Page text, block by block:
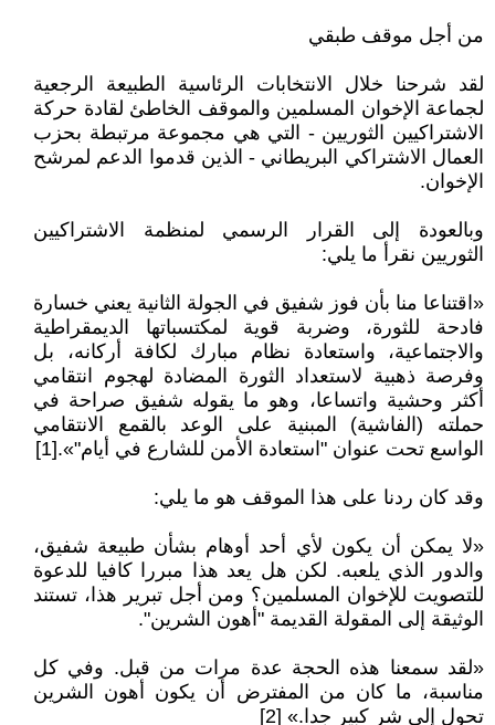
من أجل موقف طبقي
لقد شرحنا خلال الانتخابات الرئاسية الطبيعة الرجعية
لجماعة الإخوان المسلمين والموقف الخاطئ لقادة حركة
الاشتراكيين الثوريين - التي هي مجموعة مرتبطة بحزب
العمال الاشتراكي البريطاني - الذين قدموا الدعم لمرشح
الإخوان.
وبالعودة إلى القرار الرسمي لمنظمة الاشتراكيين
الثوريين نقرأ ما يلي:
«اقتناعا منا بأن فوز شفيق في الجولة الثانية يعني خسارة
فادحة للثورة، وضربة قوية لمكتسباتها الديمقراطية
والاجتماعية، واستعادة نظام مبارك لكافة أركانه، بل
وفرصة ذهبية لاستعداد الثورة المضادة لهجوم انتقامي
أكثر وحشية واتساعا، وهو ما يقوله شفيق صراحة في
حملته (الفاشية) المبنية على الوعد بالقمع الانتقامي
الواسع تحت عنوان "استعادة الأمن للشارع في أيام"».[1]
وقد كان ردنا على هذا الموقف هو ما يلي:
«لا يمكن أن يكون لأي أحد أوهام بشأن طبيعة شفيق،
والدور الذي يلعبه. لكن هل يعد هذا مبررا كافيا للدعوة
للتصويت للإخوان المسلمين؟ ومن أجل تبرير هذا، تستند
الوثيقة إلى المقولة القديمة "أهون الشرين".
«لقد سمعنا هذه الحجة عدة مرات من قبل. وفي كل
مناسبة، ما كان من المفترض أن يكون أهون الشرين
تحول إلى شر كبير جدا.» [2]